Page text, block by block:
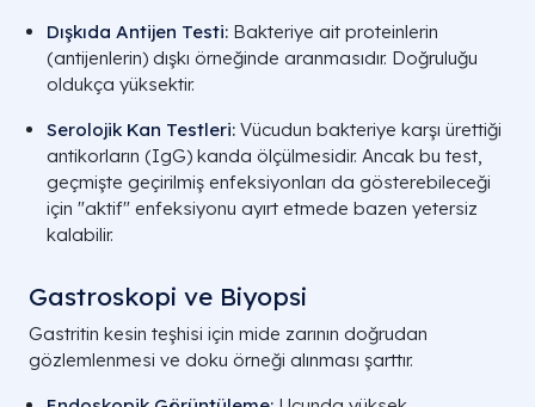
Dışkıda Antijen Testi: Bakteriye ait proteinlerin
(antijenlerin) dışkı örneğinde aranmasıdır. Doğruluğu
oldukça yüksektir.
Serolojik Kan Testleri: Vücudun bakteriye karşı ürettiği
antikorların (IgG) kanda ölçülmesidir. Ancak bu test,
geçmişte geçirilmiş enfeksiyonları da gösterebileceği
için "aktif" enfeksiyonu ayırt etmede bazen yetersiz
kalabilir.
Gastroskopi ve Biyopsi
Gastritin kesin teşhisi için mide zarının doğrudan
gözlemlenmesi ve doku örneği alınması şarttır.